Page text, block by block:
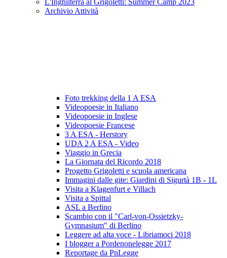
L'Inghilterra al Grigoletti: Summer Camp 2023
Archivio Attività
Foto trekking della 1 A ESA
Videopoesie in Italiano
Videopoesie in Inglese
Videopoesie Francese
3 A ESA - Herstory
UDA 2 A ESA - Video
Viaggio in Grecia
La Giornata del Ricordo 2018
Progetto Grigoletti e scuola americana
Immagini dalle gite: Giardini di Sigurtà 1B - 1L
Visita a Klagenfurt e Villach
Visita a Spittal
ASL a Berlino
Scambio con il "Carl-von-Ossietzky-
Gymnasium" di Berlino
Leggere ad alta voce - Libriamoci 2018
I blogger a Pordenonelegge 2017
Reportage da PnLegge